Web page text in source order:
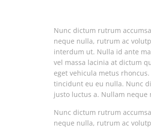
Nunc dictum rutrum
neque nulla, rutrum ac
interdum ut. Nulla id ante
vel massa lacinia at dictum
eget vehicula metus
tincidunt eu eu nulla. Nunc
justo luctus a. Nullam
Nunc dictum rutrum
neque nulla, rutrum ac